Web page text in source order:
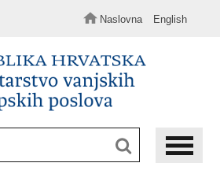
Naslovna English